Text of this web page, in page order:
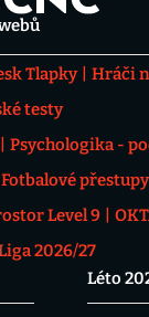
Tlapky Hráči
testy
Psychologika -
Fotbalové přestupy
Level 9
2026/27
Léto